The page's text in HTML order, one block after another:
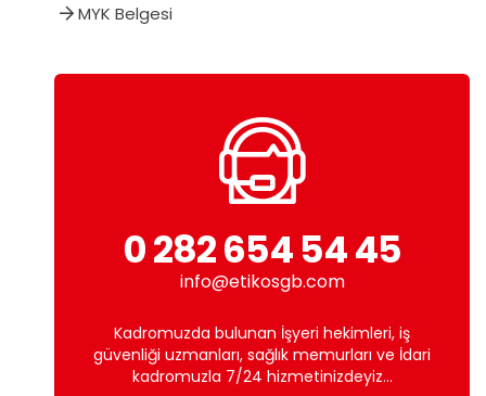
MYK Belgesi
0 282 654 54 45
info@etikosgb.com
Kadromuzda bulunan İşyeri hekimleri, iş
güvenliği uzmanları, sağlık memurları ve İdari
kadromuzla 7/24 hizmetinizdeyiz...